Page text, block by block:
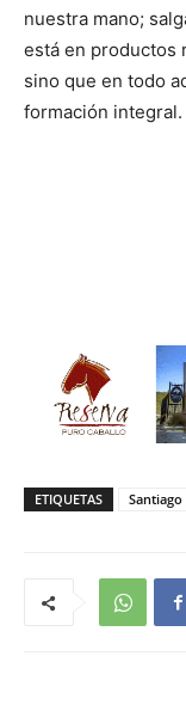
nuestra mano;
está en productos
sino que en todo
formación integral.
ETIQUETAS Santiago